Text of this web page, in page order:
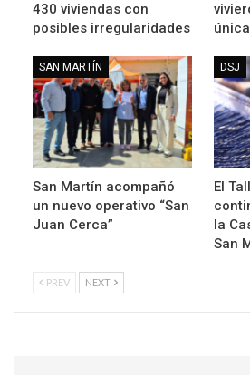
430 viviendas con
posibles irregularidades
SAN MARTÍN
San Martín acompañó
un nuevo operativo “San
Juan Cerca”
DSJ
El
la
San
PREV NEXT